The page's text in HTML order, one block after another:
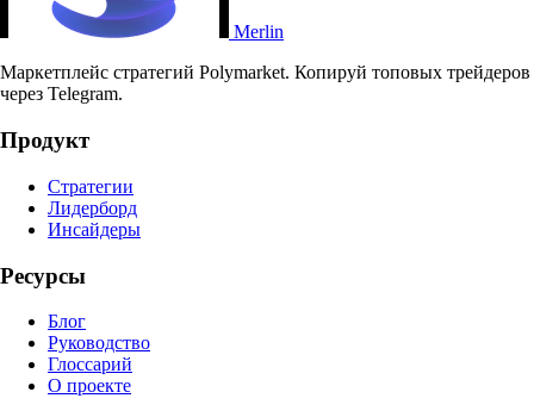
Merlin
Маркетплейс стратегий Polymarket. Копируй топовых трейдеров
через Telegram.
Продукт
Стратегии
Лидерборд
Инсайдеры
Ресурсы
Блог
Руководство
Глоссарий
О проекте